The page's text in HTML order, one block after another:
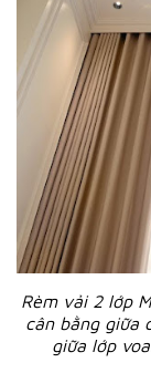
Rèm vải 2 lớp
cân bằng giữa
giữa lớp